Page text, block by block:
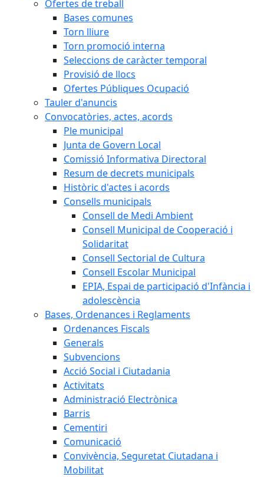
Ofertes de treball
Bases comunes
Torn lliure
Torn promoció interna
Seleccions de caràcter temporal
Provisió de llocs
Ofertes Públiques Ocupació
Tauler d'anuncis
Convocatòries, actes, acords
Ple municipal
Junta de Govern Local
Comissió Informativa Directoral
Resum de decrets municipals
Històric d'actes i acords
Consells municipals
Consell de Medi Ambient
Consell Municipal de Cooperació i
Solidaritat
Consell Sectorial de Cultura
Consell Escolar Municipal
EPIA, Espai de participació d'Infància i
adolescència
Bases, Ordenances i Reglaments
Ordenances Fiscals
Generals
Subvencions
Acció Social i Ciutadania
Activitats
Administració Electrònica
Barris
Cementiri
Comunicació
Convivència, Seguretat Ciutadana i
Mobilitat